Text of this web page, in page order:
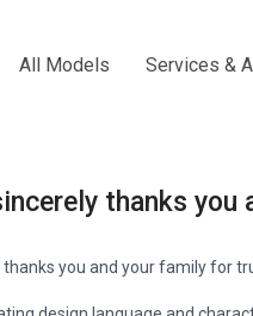
All Models Services &
thanks
you and your family for